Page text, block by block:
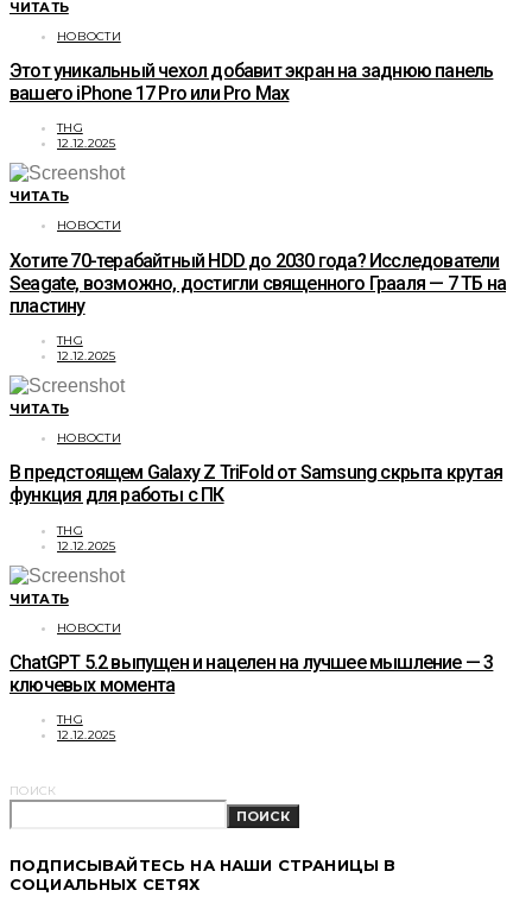
ЧИТАТЬ
НОВОСТИ
Этот уникальный чехол добавит экран на заднюю панель
вашего iPhone 17 Pro или Pro Max
THG
12.12.2025
ЧИТАТЬ
НОВОСТИ
Хотите 70-терабайтный HDD до 2030 года? Исследователи
Seagate, возможно, достигли священного Грааля — 7 ТБ на
пластину
THG
12.12.2025
ЧИТАТЬ
НОВОСТИ
В предстоящем Galaxy Z TriFold от Samsung скрыта крутая
функция для работы с ПК
THG
12.12.2025
ЧИТАТЬ
НОВОСТИ
ChatGPT 5.2 выпущен и нацелен на лучшее мышление — 3
ключевых момента
THG
12.12.2025
ПОИСК
ПОИСК
ПОДПИСЫВАЙТЕСЬ НА НАШИ СТРАНИЦЫ В
СОЦИАЛЬНЫХ СЕТЯХ